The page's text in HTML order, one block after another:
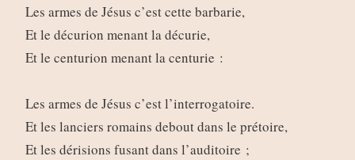
Les armes de Jésus c’est cette barbarie,
Et le décurion menant la décurie,
Et le centurion menant la centurie :
Les armes de Jésus c’est l’interrogatoire.
Et les lanciers romains debout dans le prétoire,
Et les dérisions fusant dans l’auditoire ;